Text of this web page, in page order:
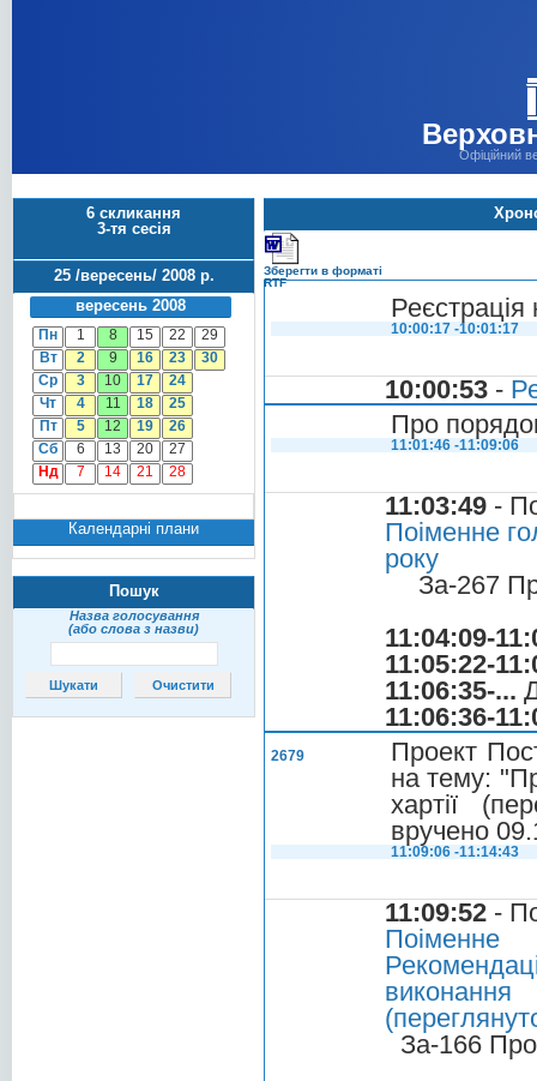
Офіційний
6 скликання
3-тя сесія
25 /вересень/ 2008 р.
вересень 2008
Пн 1 8 15 22
29
Вт
2 9 16 23
30
Ср
3 10 17
24
Чт
4 11 18
25
Пт
5 12 19
26
Сб
6 13 20
27
Нд
7 14 21 28
Календарні плани
Пошук
Назва голосування
(або слова з назви)
Зберегти в форматі
RTF
Реєстрація
10:00:17 -10:01:17
10:00:53 -
Про
11:01:46 -11:09:06
11:03:49 -
Поіменне
року
За-267
11:04:09-
11:05:22-
11:06:35-...
11:06:36-
2679
Проект
на тему:
хартії
вручено
11:09:06 -11:14:43
11:09:52 -
За-166